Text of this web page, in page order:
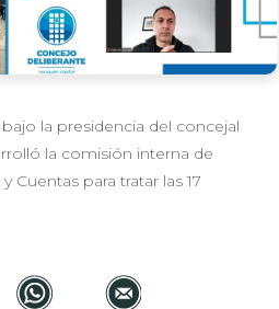
la presidencia del concejal
la comisión interna de
Cuentas para tratar las 17